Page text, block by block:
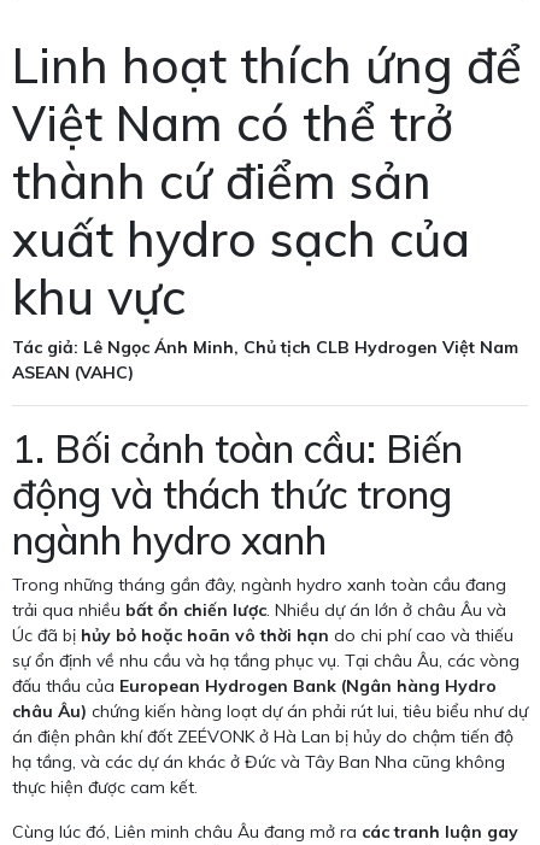
Linh hoạt thích ứng để
Việt Nam có thể trở
thành cứ điểm sản
xuất hydro sạch của
khu vực
Tác giả: Lê Ngọc Ánh Minh, Chủ tịch CLB Hydrogen Việt Nam
ASEAN (VAHC)
1. Bối cảnh toàn cầu: Biến
động và thách thức trong
ngành hydro xanh
Trong những tháng gần đây, ngành hydro xanh toàn cầu đang
trải qua nhiều bất ổn chiến lược. Nhiều dự án lớn ở châu Âu và
Úc đã bị hủy bỏ hoặc hoãn vô thời hạn do chi phí cao và thiếu
sự ổn định về nhu cầu và hạ tầng phục vụ. Tại châu Âu, các vòng
đấu thầu của European Hydrogen Bank (Ngân hàng Hydro
châu Âu) chứng kiến hàng loạt dự án phải rút lui, tiêu biểu như dự
án điện phân khí đốt ZEÉVONK ở Hà Lan bị hủy do chậm tiến độ
hạ tầng, và các dự án khác ở Đức và Tây Ban Nha cũng không
thực hiện được cam kết.
Cùng lúc đó, Liên minh châu Âu đang mở ra các tranh luận gay